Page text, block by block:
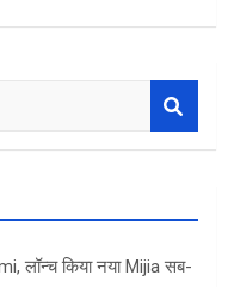
लॉन्च किया नया Mijia सब-